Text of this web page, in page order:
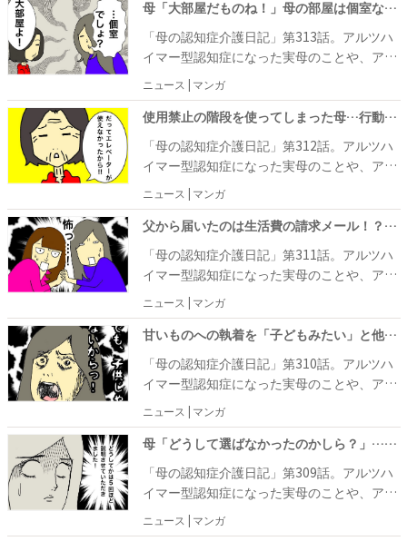
ないじゃない！」と笑い飛ばしたあーちゃん
はどこへ……？ 自覚がないというのは、恐ろ
しいものです。
たびにしつこく果物や甘いものを欲しがるな
ら、もうこの商店街はお散歩できないよ！」
と、強めに怒りました。すると、あーちゃん
は「わかってるわよ、買わないわよ！」と納
得してくれたのですが、加えて「お部屋に他
の人もいるのに、ひとりで果物を食べられな
いわよ！」と言ったのです……。あーちゃん
が暮らすのは個室なのですが、どうやらあー
ちゃんの中では、大部屋だと認識しているよ
うです。あーちゃんの言葉に、ワフウフさん
は「一体誰と住んでいるの……？」と、困惑
しました。
す。 母・あーちゃんが暮らす施設には、エレ
ベーターが1台しかありません。車椅子の入
居者さんも多いため、乗り降りに時間がかか
ると必然的に待ち時間が長くなってしまいま
す。職員さんはエレベーターを待たずに階段
を使いますが、危ないからという理由で入居
者の利用は禁止。まだ入居したばかりのこ
ろ、うっかり使ってしまったあーちゃんはき
つく怒られてしまったことがあり、それを気
にして階段には近づかなくなりました。しか
し、先日姉・なーにゃんが施設に行くと、ケ
アマネさんから「あーちゃんさん、階段を使
ってしまったんですよ！」と報告され、びっ
くり。なーにゃんがあーちゃんに詰め寄ると
「普段は使ってないわよ！」と悪びれる様子
もなく、今後もひとりで外出しようとするの
ではないかと、ワフウフさん姉妹は心配して
います。
母「大部屋だものね！」母の部屋は個室なのに、いったい誰が部屋にいるの #母の認知症介護日記 313
「母の認知症介護日記」第313話。アルツハ
イマー型認知症になった実母のことや、アラ
フィフ主婦の日常をあれこれ書き連ねるワフ
ウフさん。自身の体験をマンガにしていま
す。 母・あーちゃんは、お店のメニューに書
いてある文字を読むことはできても、何が書
いてあるのかまでは理解できなくなっている
ようで、メニューを決めるときは、ワフウフ
さん姉妹がプライドを傷つけないような誘導
で決めてもらうようにしています。しかし、
いざ料理が到着しても、食べ方がわからなく
なっていることも……。そうかと思えば、ス
イーツに関しては理解が早く、自分の好みで
選ぶことができるため、ワフウフさんは気が
抜けません。そんな中、父から毎月の生活費
を請求するメールが姉・なーにゃんに届きま
した。そこには「この生活費請求が定期的に
届いている間は、私は健在だと思ってOK」
と書かれていて、父のお金への執着っぷり
に、ワフウフさん姉妹は恐怖を感じていまし
た。
ニュース | マンガ
使用禁止の階段を使ってしまった母…行動がエスカレートしないか心配に #母の認知症介護日記 312
「母の認知症介護日記」第312話。アルツハ
イマー型認知症になった実母のことや、アラ
フィフ主婦の日常をあれこれ書き連ねるワフ
ウフさん。自身の体験をマンガにしていま
す。 母・あーちゃんは、昔から食べても太ら
ず、ストレスがかかると、そこからさらに痩
せてしまう体質です。認知症が判明したころ
は身長153cmで35kgしかありませんでし
た。ストレスの主な原因は、ワフウフさん姉
妹の父でもある夫の存在。それが、施設に入
って物理的な距離ができたからなのか、なん
と体重は41kgまで増加していました！ いつ
も着ていた洋服もきつくなるくらい太ってい
て、ワフウフさん姉妹もびっくりです。しか
し、食事がしっかり管理されている現在の環
境で体重が増えているのであれば、ストレス
がなくなったことに対して体が素直に反応し
ているのだと思うので、ワフウフさん姉妹と
してはうれしい変化です。
ニュース | マンガ
父から届いたのは生活費の請求メール！？文末に書かれた宣言が怖すぎる #母の認知症介護日記 311
「母の認知症介護日記」第311話。アルツハ
イマー型認知症になった実母のことや、アラ
フィフ主婦の日常をあれこれ書き連ねるワフ
ウフさん。自身の体験をマンガにしていま
す。 先日、ワフウフさんが母・あーちゃんと
出かけたときのこと。たくさん歩いたので、
お茶を飲むことにしてお店に入ったのです
が、あーちゃんはスイーツメニューに釘付
け。このところ外食が続いていることもあり
「今日はやめておこう」とワフウフさんが言
うと、あーちゃんもすんなり「そうね！」と
納得したように見えたのですが……。何を注
文するかと聞いてみると「なんだか甘いもの
が食べたいわねえ」と言い出して、ワフウフ
さんは苦笑い。なんとかドリンクのみを注文
ニュース | マンガ
甘いものへの執着を「子どもみたい」と他人事のように笑う母にイラ立ちが #母の認知症介護日記 310
「母の認知症介護日記」第310話。アルツハ
イマー型認知症になった実母のことや、アラ
フィフ主婦の日常をあれこれ書き連ねるワフ
ウフさん。自身の体験をマンガにしていま
す。 母・あーちゃんが施設で暮らし始めてか
ら、半年がたちましたが、あーちゃんはいま
だに自分の施設の場所がわからず、最寄りの
バス停の名前も覚えられていない状態。もと
もと方向音痴だったとはいえ、それでは説明
ニュース | マンガ
母「どうして選ばなかったのかしら？」…理由なら5回ほど説明しましたが #母の認知症介護日記 309
「母の認知症介護日記」第309話。アルツハ
イマー型認知症になった実母のことや、アラ
フィフ主婦の日常をあれこれ書き連ねるワフ
ウフさん。自身の体験をマンガにしていま
ニュース | マンガ